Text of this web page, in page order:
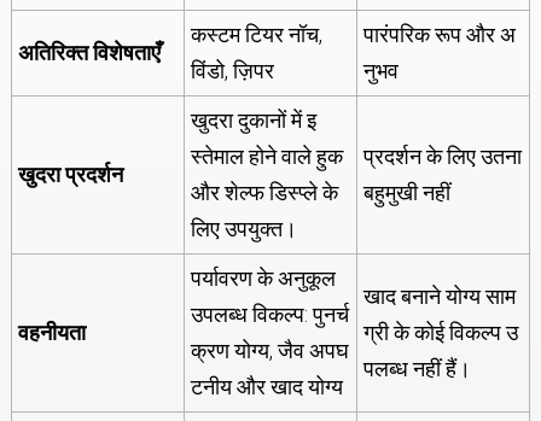
अतिरिक्तविशेषताएँ
कस्टम टियर नॉच,
विंडो, ज़िपर
पारंपरिक रूप और अ
नुभव
खुदरा प्रदर्शन
खुदरा दुकानों में इ
स्तेमाल होने वाले हुक
और शेल्फ डिस्प्ले के
लिए उपयुक्त।
प्रदर्शन के लिए उतना
बहुमुखी नहीं
वहनीयता
पर्यावरण के अनुकूल
उपलब्ध विकल्प: पुनर्च
क्रण योग्य, जैव अपघ
टनीय और खाद योग्य
खाद बनाने योग्य साम
ग्री के कोई विकल्प उ
पलब्ध नहीं हैं।